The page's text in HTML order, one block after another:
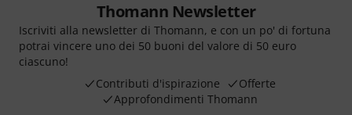
Thomann Newsletter
Iscriviti alla newsletter di Thomann, e con un po' di fortuna
potrai vincere uno dei 50 buoni del valore di 50 euro
ciascuno!
Contributi d'ispirazione
Offerte
Approfondimenti Thomann